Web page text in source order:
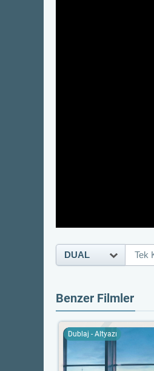
DUAL Tek
Benzer Filmler
Dublaj - Altyazı